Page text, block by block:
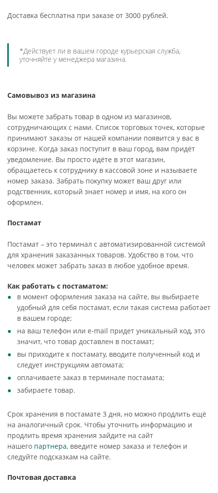
Доставка бесплатна при заказе от 3000 рублей.
*Действует ли в вашем городе курьерская служба,
уточняйте у менеджера магазина.
Самовывоз из магазина
Вы можете забрать товар в одном из магазинов,
сотрудничающих с нами. Список торговых точек, которые
принимают заказы от нашей компании появится у вас в
корзине. Когда заказ поступит в ваш город, вам придёт
уведомление. Вы просто идёте в этот магазин,
обращаетесь к сотруднику в кассовой зоне и называете
номер заказа. Забрать покупку может ваш друг или
родственник, который знает номер и имя, на кого он
оформлен.
Постамат
Постамат – это терминал с автоматизированной системой
для хранения заказанных товаров. Удобство в том, что
человек может забрать заказ в любое удобное время.
Как работать с постаматом:
в момент оформления заказа на сайте, вы выбираете
удобный для себя постамат, если такая система работает
в вашем городе;
на ваш телефон или e-mail придет уникальный код, это
значит, что товар доставлен в постамат;
вы приходите к постамату, вводите полученный код и
следует инструкциям автомата;
оплачиваете заказ в терминале постамата;
забираете товар.
Срок хранения в постамате 3 дня, но можно продлить ещё
на аналогичный срок. Чтобы уточнить информацию и
продлить время хранения зайдите на сайт
нашего партнера, введите номер заказа и телефон и
следуйте подсказкам на сайте.
Почтовая доставка